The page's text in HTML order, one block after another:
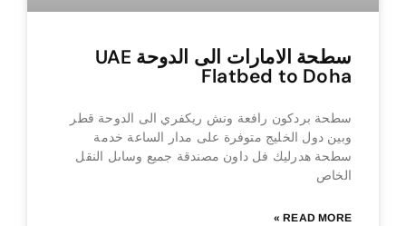
سطحة الامارات الى الدوحة UAE
Flatbed to Doha
سطحة بردكون رافعة ونش ريكفري الى الدوحة قطر
وبين دول الخليج متوفرة على مدار الساعة خدمة
سطحة هدرليك فل داون مصندقة جميع وساىل النقل
الخاص
READ MORE »